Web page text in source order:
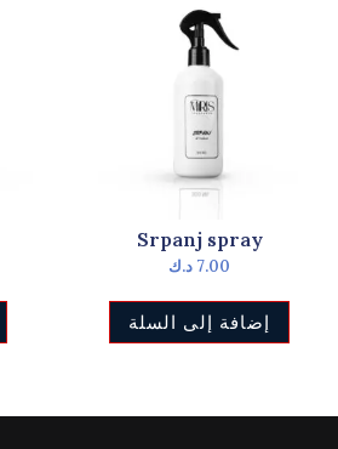
Srpanj spray
7.00 د.ك
إضافة إلى السلة